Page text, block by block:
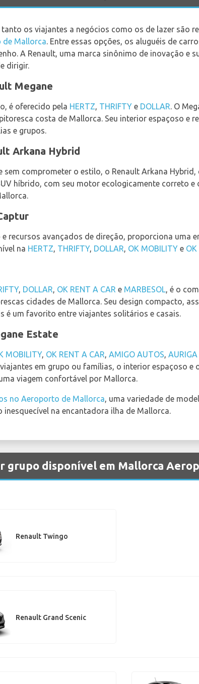
os viajantes a negócios como os de lazer são
Mallorca. Entre essas opções, os aluguéis de
A Renault, uma marca sinônimo de inovação e
dirigir.
Megane
é oferecido pela HERTZ, THRIFTY e DOLLAR. O
costa de Mallorca. Seu interior espaçoso e
e grupos.
Arkana Hybrid
comprometer o estilo, o Renault Arkana Hybrid,
híbrido, com seu motor ecologicamente correto e
recursos avançados de direção, proporciona uma
na HERTZ, THRIFTY, DOLLAR, OK MOBILITY e OK
, DOLLAR, OK RENT A CAR e MARBESOL, é o
cidades de Mallorca. Seu design compacto,
é um favorito entre viajantes solitários e casais.
Estate
MOBILITY, OK RENT A CAR, AMIGO AUTOS,
em grupo ou famílias, o interior espaçoso e
viagem confortável por Mallorca.
no Aeroporto de Mallorca, uma variedade de
na encantadora ilha de Mallorca.
grupo disponível em Mallorca
Renault Twingo
Renault Grand Scenic